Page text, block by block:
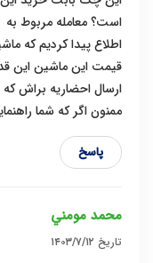
است؟ معامله مربوط به
اطلاع پیدا کردیم که
قیمت این ماشین این
ارسال احضاریه براش
ممنون اگر که شما
پاسخ
محمد مومني
تاریخ ۱۴۰۳/۷/۱۲